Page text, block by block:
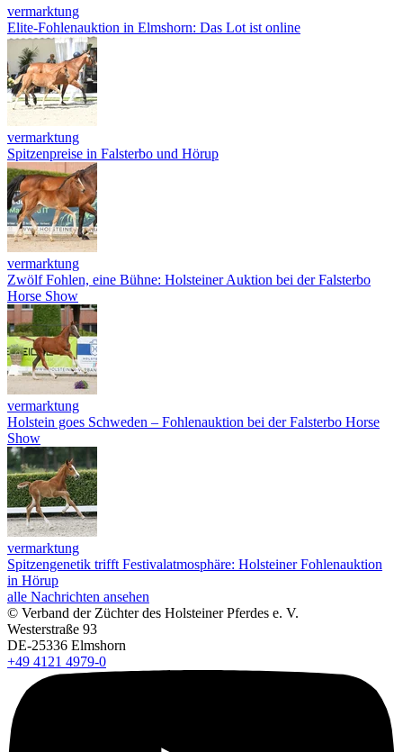
vermarktung
Elite-Fohlenauktion in Elmshorn: Das Lot ist online
vermarktung
Spitzenpreise in Falsterbo und Hörup
vermarktung
Zwölf Fohlen, eine Bühne: Holsteiner Auktion bei der Falsterbo
Horse Show
vermarktung
Holstein goes Schweden – Fohlenauktion bei der Falsterbo Horse
Show
vermarktung
Spitzengenetik trifft Festivalatmosphäre: Holsteiner Fohlenauktion
in Hörup
alle Nachrichten ansehen
© Verband der Züchter des Holsteiner Pferdes e. V.
Westerstraße 93
DE-25336 Elmshorn
+49 4121 4979-0